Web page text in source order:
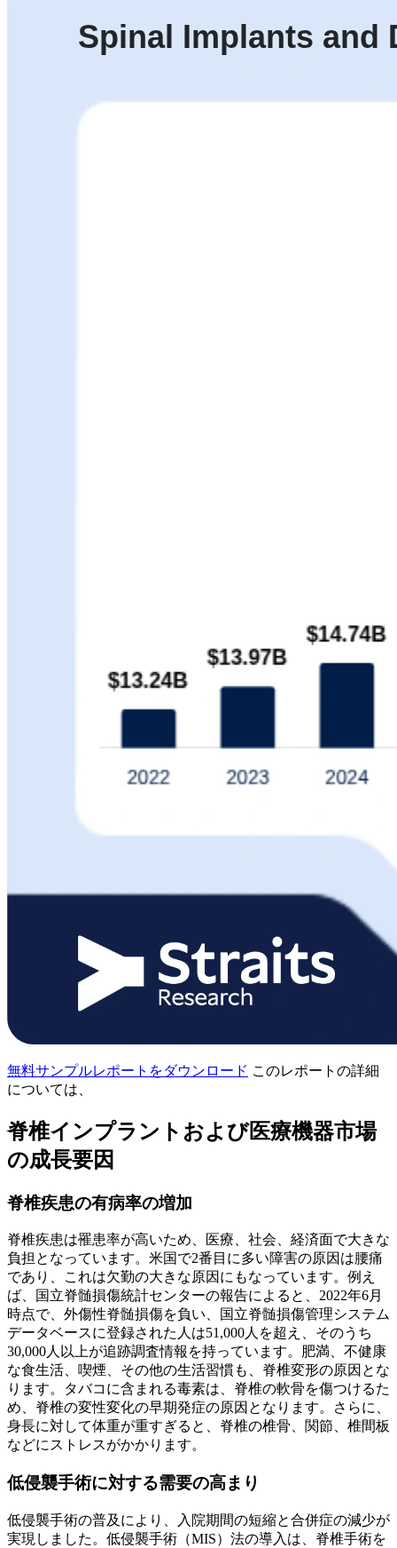
無料サンプルレポートをダウンロード このレポートの詳細
については、
脊椎インプラントおよび医療機器市場
の成長要因
脊椎疾患の有病率の増加
脊椎疾患は罹患率が高いため、医療、社会、経済面で大きな
負担となっています。米国で2番目に多い障害の原因は腰痛
であり、これは欠勤の大きな原因にもなっています。例え
ば、国立脊髄損傷統計センターの報告によると、2022年6月
時点で、外傷性脊髄損傷を負い、国立脊髄損傷管理システム
データベースに登録された人は51,000人を超え、そのうち
30,000人以上が追跡調査情報を持っています。肥満、不健康
な食生活、喫煙、その他の生活習慣も、脊椎変形の原因とな
ります。タバコに含まれる毒素は、脊椎の軟骨を傷つけるた
め、脊椎の変性変化の早期発症の原因となります。さらに、
身長に対して体重が重すぎると、脊椎の椎骨、関節、椎間板
などにストレスがかかります。
低侵襲手術に対する需要の高まり
低侵襲手術の普及により、入院期間の短縮と合併症の減少が
実現しました。低侵襲手術（MIS）法の導入は、脊椎手術を